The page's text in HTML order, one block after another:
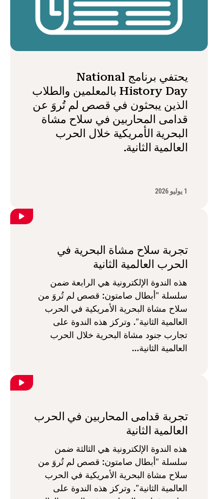
يحتفي برنامج National
History Day بالمعلمين والطلاب
الذين يبحثون في قصص لم تُروَ عن
قدامى المحاربين في سلاح مشاة
البحرية الأمريكية خلال الحرب
العالمية الثانية.
1 يوليو 2026
تجربة سلاح مشاة البحرية في
الحرب العالمية الثانية
هذه الندوة الإلكترونية هي الرابعة ضمن
سلسلة "أبطال صامتون: قصص لم تُروَ من
سلاح مشاة البحرية الأمريكية في الحرب
العالمية الثانية". وتركز هذه الندوة على
تجارب جنود مشاة البحرية خلال الحرب
العالمية الثانية...
تجربة قدامى المحاربين في الحرب
العالمية الثانية
هذه الندوة الإلكترونية هي الثالثة ضمن
سلسلة "أبطال صامتون: قصص لم تُروَ من
سلاح مشاة البحرية الأمريكية في الحرب
العالمية الثانية". وتركز هذه الندوة على